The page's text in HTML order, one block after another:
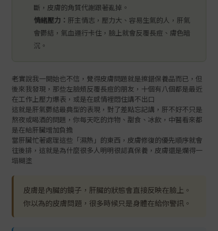
斷，皮膚的角質代謝跟著亂掉。
情緒壓力： 肝主情志，壓力大、容易生氣的人，肝氣
會鬱結，氣血運行卡住，臉上就會反覆長痘、膚色暗
沉。
老實說我一開始也不信，覺得皮膚問題就是擦錯保養品而已，但
後來我發現，那些左臉頰反覆長痘的朋友，十個有八個都是最近
在工作上壓力爆表，或是在感情裡悶住講不出口
這就是肝氣鬱結最典型的表現，對了差點忘記講，肝不好不只是
熬夜或喝酒的問題，你每天吃的炸物、甜食、冰飲，中醫看來都
是在給肝臟增加負擔
當肝臟忙著處理這些「濕熱」的東西，皮膚修復的優先順序就會
往後排，這就是為什麼很多人明明很認真保養，皮膚還是爛得一
塌糊塗
皮膚是內臟的鏡子，肝臟的狀態會直接反映在臉上。
你以為的皮膚問題，很多時候只是身體在給你警訊。